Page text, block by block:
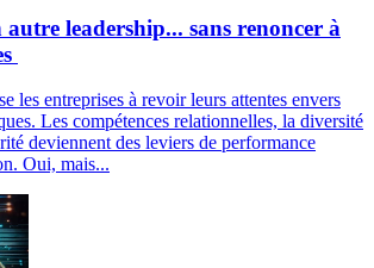
leadership... sans renoncer à
les entreprises à revoir leurs attentes envers
Les compétences relationnelles, la diversité
deviennent des leviers de performance
Oui, mais...